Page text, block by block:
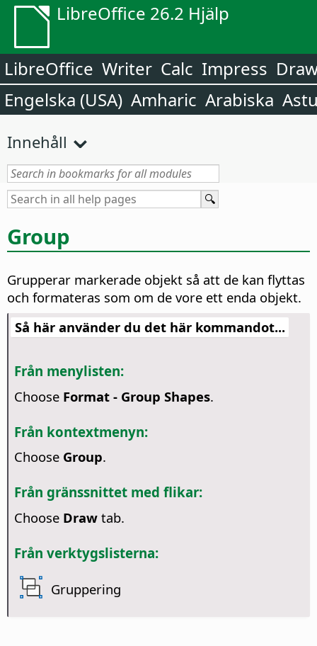
LibreOffice 26.2 Hjälp
LibreOffice Writer Calc Impress
Engelska (USA) Amharic Arabiska
Innehåll
Group
Grupperar markerade objekt så att de kan flyttas
och formateras som om de vore ett enda objekt.
Så här använder du det här kommandot...
Från menylisten:
Choose Format - Group Shapes.
Från kontextmenyn:
Choose Group.
Från gränssnittet med flikar:
Choose Drawtab.
Från verktygslisterna:
Gruppering